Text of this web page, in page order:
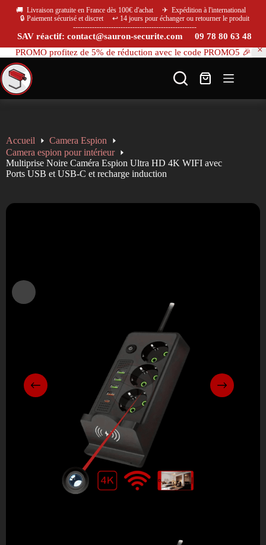
PROMO profitez de 5% de réduction avec le code PROMO5 🎉
Accueil
Camera Espion
Camera espion pour intérieur
Multiprise Noire Caméra Espion Ultra HD 4K WIFI avec
Ports USB et USB-C et recharge induction
🚚 Livraison gratuite en France dès 100€ d'achat ✈ Expédition à l'international
🔒 Paiement sécurisé et discret ↩️ 14 jours pour échanger ou retourner le produit
----------------------------------------------------
SAV réactif: contact@sauron-securite.com 09 78 80 63 48